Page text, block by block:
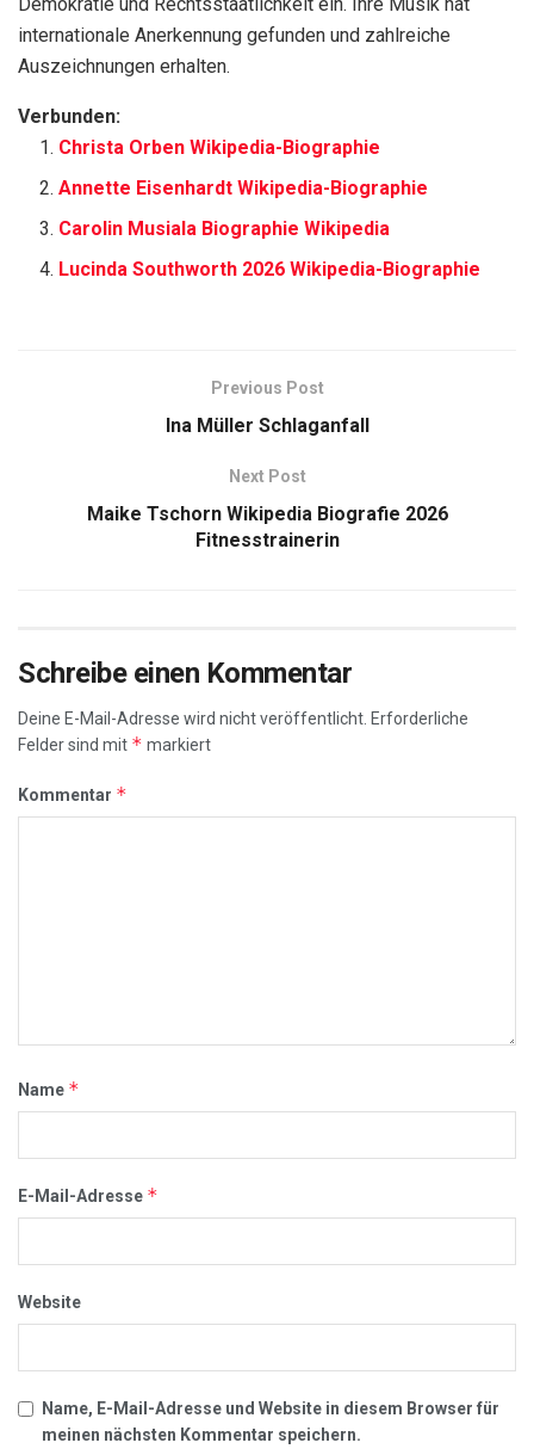
internationale Anerkennung gefunden und zahlreiche
Auszeichnungen erhalten.
Verbunden:
Christa Orben Wikipedia-Biographie
Annette Eisenhardt Wikipedia-Biographie
Carolin Musiala Biographie Wikipedia
Lucinda Southworth 2026 Wikipedia-Biographie
Previous Post
Ina Müller Schlaganfall
Next Post
Maike Tschorn Wikipedia Biografie 2026
Fitnesstrainerin
Schreibe einen Kommentar
Deine E-Mail-Adresse wird nicht veröffentlicht. Erforderliche
Felder sind mit * markiert
Kommentar *
Name *
E-Mail-Adresse *
Website
Name, E-Mail-Adresse und Website in diesem Browser für
meinen nächsten Kommentar speichern.